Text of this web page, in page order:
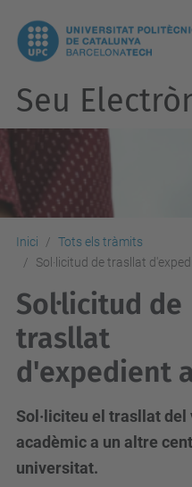
Seu
Inici
Tots els tràmits
Sol·licitud de trasllat
Sol·licitud de
trasllat
d'expedient
Sol·liciteu el trasllat
acadèmic a un altre
universitat.